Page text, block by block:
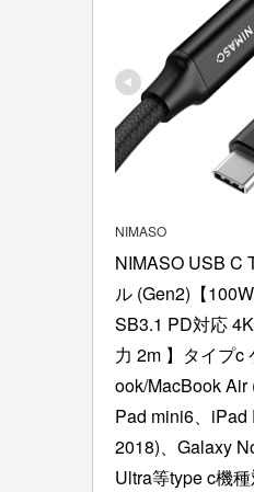
NIMASO
NIMASO USB C
ル (Gen2)【
SB3.1 PD対応
力 2m 】タイプc
ook/MacBook Air
Pad mini6、iPad
2018)、Galaxy
Ultra等type c機